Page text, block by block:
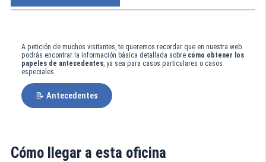
A petición de muchos visitantes, te queremos recordar que en nuestra web
podrás encontrar la información básica detallada sobre cómo obtener los
papeles de antecedentes , ya sea para casos particulares o casos
especiales.
📝 Antecedentes
Cómo llegar a esta oficina